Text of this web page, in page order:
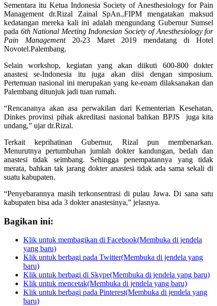
Sementara itu Ketua Indonesia Society of Anesthesiology for Pain
Management dr.Rizal Zainal SpAn.,FIPM mengatakan maksud
kedatangan mereka kali ini adalah mengundang Gubernur Sumsel
pada 6th National Meeting Indonesian Society of Anesthesiology for
Pain Management20-23 Maret 2019 mendatang di Hotel
Novotel.Palembang.
Selain workshop, kegiatan yang akan diikuti 600-800 dokter
anastesi se-Indonesia itu juga akan diisi dengan simposium.
Pertemuan nasional ini merupakan yang ke-enam dilaksanakan dan
Palembang ditunjuk jadi tuan rumah.
“Rencananya akan asa perwakilan dari Kementerian Kesehatan,
Dinkes provinsi pihak akreditasi nasional bahkan BPJS juga kita
undang,” ujar dr.Rizal.
Terkait keprihatinan Gubernur, Rizal pun membenarkan.
Menurutnya pertumbuhan jumlah dokter kandungan, bedah dan
anastesi tidak seimbang. Sehingga penempatannya yang tidak
merata, bahkan tak jarang dokter anastesi tidak ada sama sekali di
suatu kabupaten.
“Penyebarannya masih terkonsentrasi di pulau Jawa. Di sana satu
kabupaten bisa ada 3 dokter anastesinya,” jelasnya.
Bagikan ini:
Klik untuk membagikan di Facebook(Membuka di jendela
yang baru)
Klik untuk berbagi pada Twitter(Membuka di jendela yang
baru)
Klik untuk berbagi di Skype(Membuka di jendela yang baru)
Klik untuk mencetak(Membuka di jendela yang baru)
Klik untuk berbagi pada Pinterest(Membuka di jendela yang
baru)